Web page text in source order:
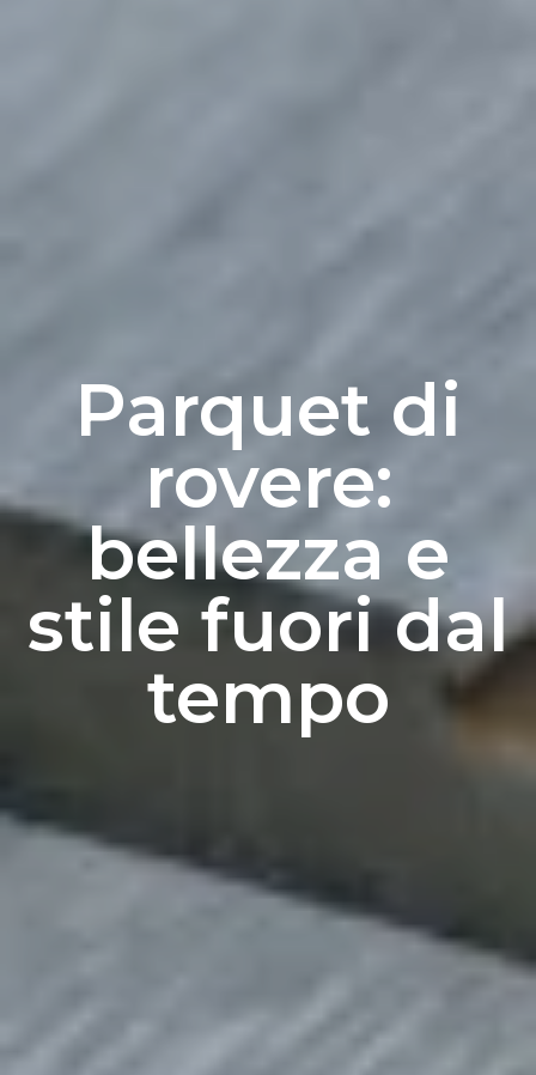
Parquet di
rovere:
bellezza e
stile fuori dal
tempo